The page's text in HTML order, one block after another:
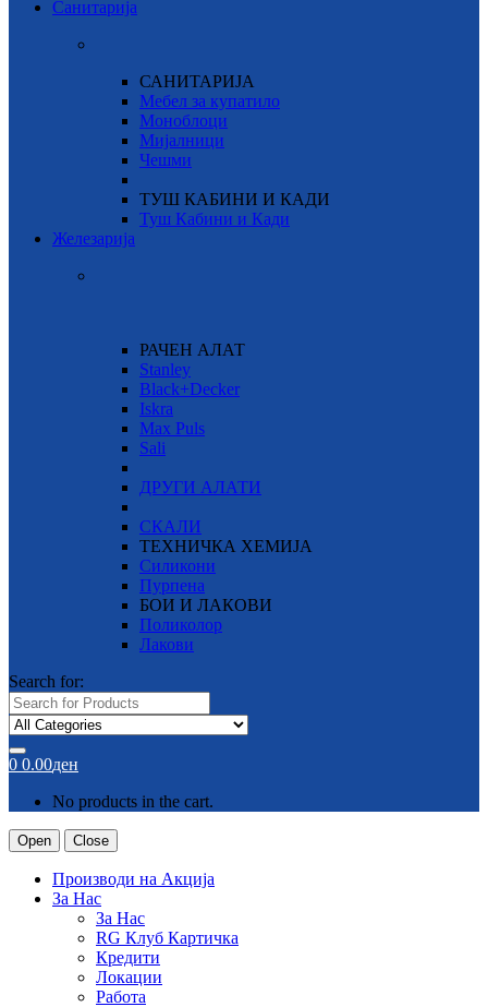
Санитарија
САНИТАРИЈА
Мебел за купатило
Моноблоци
Мијалници
Чешми
ТУШ КАБИНИ И КАДИ
Туш Кабини и Кади
Железарија
РАЧЕН АЛАТ
Stanley
Black+Decker
Iskra
Max Puls
Sali
ДРУГИ АЛАТИ
СКАЛИ
ТЕХНИЧКА ХЕМИЈА
Силикони
Пурпена
БОИ И ЛАКОВИ
Поликолор
Лакови
Search for:
0 0.00ден
No products in the cart.
Open Close
Производи на Акција
За Нас
За Нас
RG Клуб Картичка
Кредити
Локации
Работа